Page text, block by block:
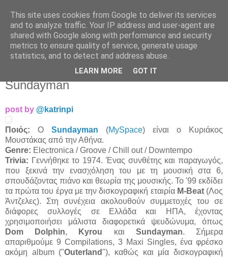
Άκου αυτό ♫
I listen to bands that don't even exist yet.
Sundayman
post by @katrinpi
Ποιός: O Sundayman (MySpace) είναι ο Κυριάκος
Μουστάκας από την Αθήνα.
Genre: Electronica / Groove / Chill out / Downtempo
Trivia: Γεννήθηκε το 1974. Ένας συνθέτης και παραγωγός,
που ξεκινά την ενασχόληση του με τη μουσική στα 6,
σπουδάζοντας πιάνο και θεωρία της μουσικής. Το '99 εκδίδει
τα πρώτα του έργα με την δισκογραφική εταιρία M-Beat(Λος
Άντζελες). Στη συνέχεια ακολουθούν συμμετοχές του σε
διάφορες συλλογές σε Ελλάδα και ΗΠΑ, έχοντας
χρησιμοποιήσει μάλιστα διαφορετικά ψευδώνυμα, όπως
Dom Dolphin, Kyrou και Sundayman. Σήμερα
απαριθμούμε 9 Compilations, 3 Maxi Singles, ένα φρέσκο
ακόμη album ("Outerland"), καθώς και μία δισκογραφική
This site uses cookies from Google to deliver its services
and to analyze traffic. Your IP address and user-agent are
shared with Google along with performance and security
metrics to ensure quality of service, generate usage
statistics, and to detect and address abuse.
LEARN MORE GOT IT